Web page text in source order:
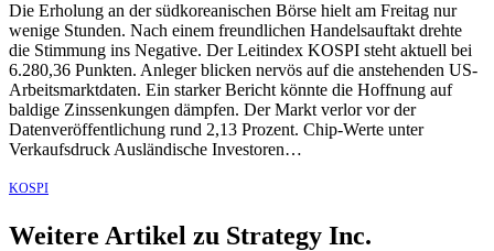
Die Erholung an der südkoreanischen Börse hielt am Freitag nur
wenige Stunden. Nach einem freundlichen Handelsauftakt drehte
die Stimmung ins Negative. Der Leitindex KOSPI steht aktuell bei
6.280,36 Punkten. Anleger blicken nervös auf die anstehenden US-
Arbeitsmarktdaten. Ein starker Bericht könnte die Hoffnung auf
baldige Zinssenkungen dämpfen. Der Markt verlor vor der
Datenveröffentlichung rund 2,13 Prozent. Chip-Werte unter
Verkaufsdruck Ausländische Investoren…
KOSPI
Weitere Artikel zu Strategy Inc.